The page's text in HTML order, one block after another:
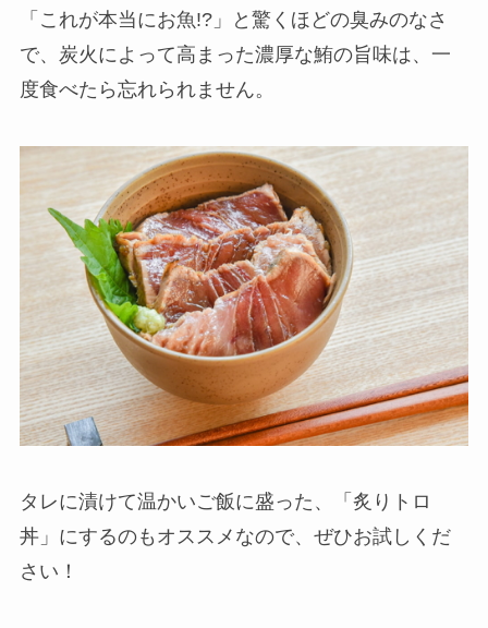
「これが本当にお魚!?」と驚くほどの臭みのなさ
で、炭火によって高まった濃厚な鮪の旨味は、一
度食べたら忘れられません。
タレに漬けて温かいご飯に盛った、「炙りトロ
丼」にするのもオススメなので、ぜひお試しくだ
さい！